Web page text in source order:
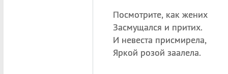
Посмотрите, как жених
Засмущался и притих.
И невеста присмирела,
Яркой розой заалела.